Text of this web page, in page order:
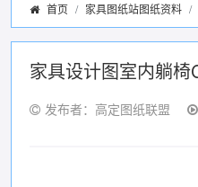
首页 家具图纸站图纸资料
家具设计图室内躺椅
发布者：高定图纸联盟